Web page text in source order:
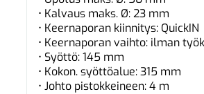
• Kalvaus maks. Ø: 23 mm
• Keernaporan kiinnitys: QuickIN
• Keernaporan vaihto: ilman
• Syöttö: 145 mm
• Kokon. syöttöalue: 315 mm
• Johto pistokkeineen: 4 m